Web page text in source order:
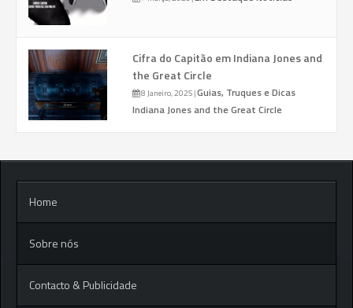
Cifra do Capitão em Indiana Jones and
the Great Circle
8 Janeiro, 2025|Guias, Truques e Dicas
Indiana Jones and the Great Circle
Home
Sobre nós
Contacto & Publicidade